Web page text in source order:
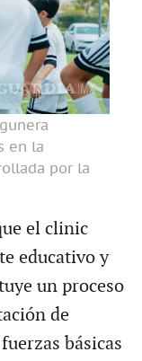
en la
por la
el clinic
educativo y
un proceso
de
básicas